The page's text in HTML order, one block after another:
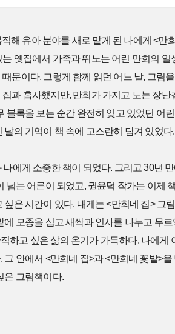
해 유아 분야를 새로 맡게 된 나에게 <만
옛집에서 가족과 뛰노는 어린 만희의
문이다. 그렇게 함께 읽던 어느 날, 그림
과 흡사했지만, 만희가 가지고 노는 장
블록을 보는 순간 완전히 잊고 있었던 어
의 기억이 책 속에 고스란히 담겨 있었다.
에게 소중한 책이 되었다. 그리고 30년
넘는 어른이 되었고, 권윤덕 작가는 이제
은 시간이 있다. 내게는 <만희네 집> 그
에 모종을 심고 새싹과 인사를 나누고 무
하고 싶은 삶의 온기가 가득하다. 나에게
안에서 <만희네 집>과 <만희네 꽃밭>
은 그림책이다.